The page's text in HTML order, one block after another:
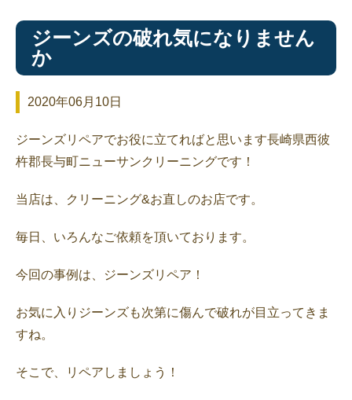
ジーンズの破れ気になりません
か
2020年06月10日
ジーンズリペアでお役に立てればと思います長崎県西彼
杵郡長与町ニューサンクリーニングです！
当店は、クリーニング&お直しのお店です。
毎日、いろんなご依頼を頂いております。
今回の事例は、ジーンズリペア！
お気に入りジーンズも次第に傷んで破れが目立ってきま
すね。
そこで、リペアしましょう！